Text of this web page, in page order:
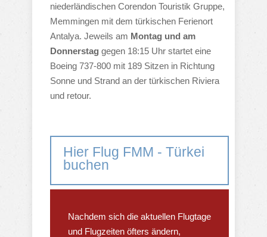
niederländischen Corendon Touristik Gruppe,
Memmingen mit dem türkischen Ferienort
Antalya. Jeweils am Montag und am
Donnerstag gegen 18:15 Uhr startet eine
Boeing 737-800 mit 189 Sitzen in Richtung
Sonne und Strand an der türkischen Riviera
und retour.
Hier Flug FMM - Türkei
buchen
Nachdem sich die aktuellen Flugtage
und Flugzeiten öfters ändern,